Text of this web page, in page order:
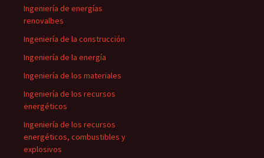
Ingeniería de energías
renovalbes
Ingeniería de la construcción
Ingeniería de la energía
Ingeniería de los materiales
Ingeniería de los recursos
energéticos
Ingeniería de los recursos
energéticos, combustibles y
explosivos